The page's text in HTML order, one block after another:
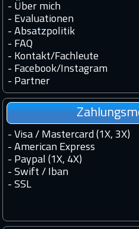
- Über mich
- Evaluationen
- Absatzpolitik
- FAQ
- Kontakt/Fachleute
- Facebook/ Instagram
- Partner
- Visa / Mastercard (1X, 3X)
- American Express
- Paypal (1X, 4X)
- Swift / Iban
- SSL